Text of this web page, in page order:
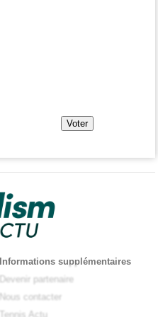
Informations supplémentaires
Devenir partenaire
Nous contacter
Tennis Actu